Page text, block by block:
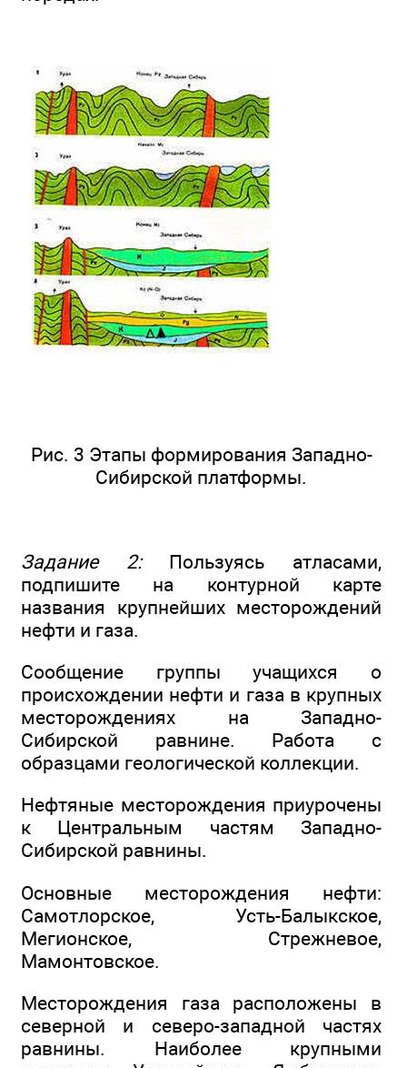
Рис. 3 Этапы формирования Западно-
Сибирской платформы.
Задание 2:Пользуясь атласами,
подпишите на контурной карте
названия крупнейших месторождений
нефти и газа.
Сообщение группы учащихся о
происхождении нефти и газа в крупных
месторождениях на Западно-
Сибирской равнине. Работа с
образцами геологической коллекции.
Нефтяные месторождения приурочены
к Центральным частям Западно-
Сибирской равнины.
Основные месторождения нефти:
Самотлорское, Усть-Балыкское,
Мегионское, Стрежневое,
Мамонтовское.
Месторождения газа расположены в
северной и северо-западной частях
равнины. Наиболее крупными